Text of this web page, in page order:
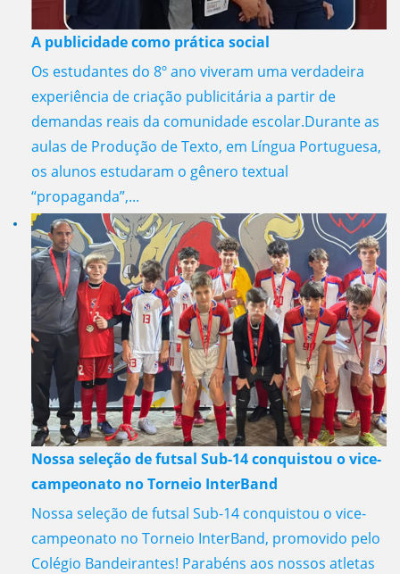
A publicidade como prática social
Os estudantes do 8º ano viveram uma verdadeira
experiência de criação publicitária a partir de
demandas reais da comunidade escolar.Durante as
aulas de Produção de Texto, em Língua Portuguesa,
os alunos estudaram o gênero textual
“propaganda”,...
Nossa seleção de futsal Sub-14 conquistou o vice-
campeonato no Torneio InterBand
Nossa seleção de futsal Sub-14 conquistou o vice-
campeonato no Torneio InterBand, promovido pelo
Colégio Bandeirantes! Parabéns aos nossos atletas